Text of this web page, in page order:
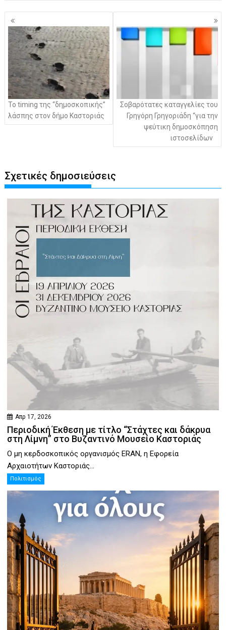
Πλοήγηση
άρθρων
To timing της “δημοσκοπικής”
λάσπης στον δήμο Καστοριάς
Σοβαρότατες καταγγελίες του
Γρηγόρη Γρηγοριάδη “για την
ψεύτικη δημοσκόπηση
ιστοσελίδων
Σχετικές δημοσιεύσεις
Απρ 17, 2026
Περιοδική Έκθεση με τίτλο “Στάχτες και δάκρυα
στη Λίμνη” στο Βυζαντινό Μουσείο Καστοριάς
Ο μη κερδοσκοπικός οργανισμός ERAN, η Εφορεία
Αρχαιοτήτων Καστοριάς...
Πολιτισμός